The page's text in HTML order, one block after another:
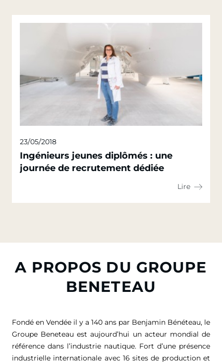
23/05/2018
Ingénieurs jeunes diplômés : une
journée de recrutement dédiée
Lire
A PROPOS DU GROUPE
BENETEAU
Fondé en Vendée il y a 140 ans par Benjamin Bénéteau, le
Groupe Beneteau est aujourd’hui un acteur mondial de
référence dans l’industrie nautique. Fort d’une présence
industrielle internationale avec 16 sites de production et